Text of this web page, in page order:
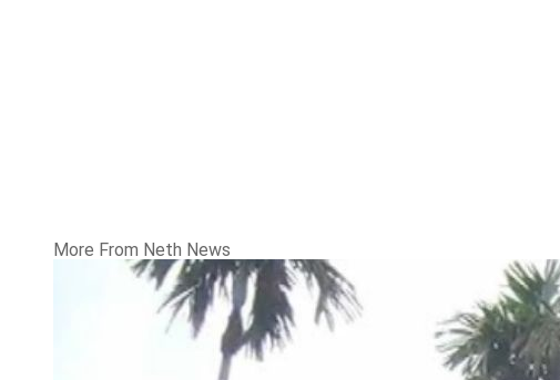
More From Neth News